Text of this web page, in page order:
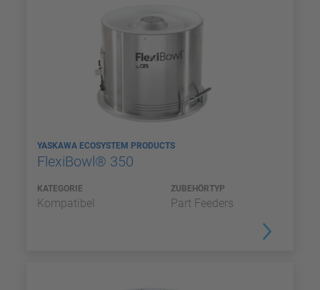
YASKAWA ECOSYSTEM PRODUCTS
FlexiBowl® 350
KATEGORIE
Kompatibel
ZUBEHÖRTYP
Part Feeders